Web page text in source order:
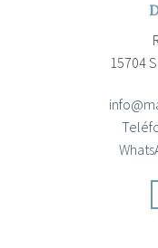
15704